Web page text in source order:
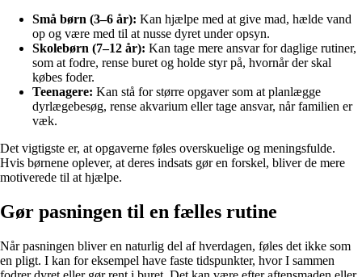
Små børn (3–6 år): Kan hjælpe med at give mad, hælde vand
op og være med til at nusse dyret under opsyn.
Skolebørn (7–12 år): Kan tage mere ansvar for daglige rutiner,
som at fodre, rense buret og holde styr på, hvornår der skal
købes foder.
Teenagere: Kan stå for større opgaver som at planlægge
dyrlægebesøg, rense akvarium eller tage ansvar, når familien er
væk.
Det vigtigste er, at opgaverne føles overskuelige og meningsfulde.
Hvis børnene oplever, at deres indsats gør en forskel, bliver de mere
motiverede til at hjælpe.
Gør pasningen til en fælles rutine
Når pasningen bliver en naturlig del af hverdagen, føles det ikke som
en pligt. I kan for eksempel have faste tidspunkter, hvor I sammen